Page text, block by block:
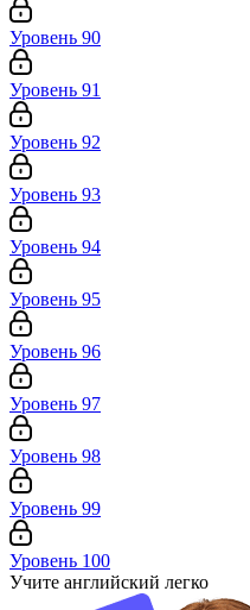
Уровень 90
Уровень 91
Уровень 92
Уровень 93
Уровень 94
Уровень 95
Уровень 96
Уровень 97
Уровень 98
Уровень 99
Уровень 100
Учите английский легко